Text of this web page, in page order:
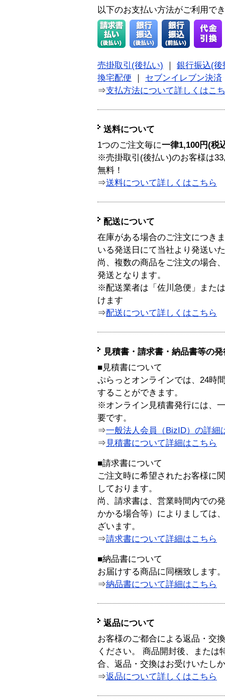
以下のお支払い方法がご利用で
売掛取引(後払い)
銀行振込(後
換宅配便
セブンイレブン決済
⇒支払方法について詳しくはこ
送料について
1つのご注文毎に一律1,100円(税
※売掛取引(後払い)のお客様は
無料！
⇒送料について詳しくはこちら
配送について
在庫がある場合のご注文につき
いる発送日にて当社より発送い
尚、複数の商品をご注文の場合
発送となります。
※配送業者は「佐川急便」また
けます
⇒配送について詳しくはこちら
見積書・請求書・納品書等の
■見積書について
ぷらっとオンラインでは、24時
することができます。
※オンライン見積書発行には、
要です。
⇒一般法人会員（BizID）の詳細
⇒ 見積書について詳細はこちら
■請求書について
ご注文時に希望されたお客様に
しております。
尚、請求書は、営業時間内での
かかる場合等）によりましては
ざいます。
⇒請求書について詳細はこちら
■納品書について
お届けする商品に同梱致します。
⇒納品書について詳細はこちら
返品について
お客様のご都合による返品・交
ください。 商品開封後、または
合、返品・交換はお受けいたし
⇒返品について詳しくはこちら